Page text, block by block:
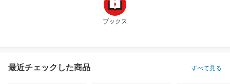
ブックス
最近チェックした商品 すべて見る